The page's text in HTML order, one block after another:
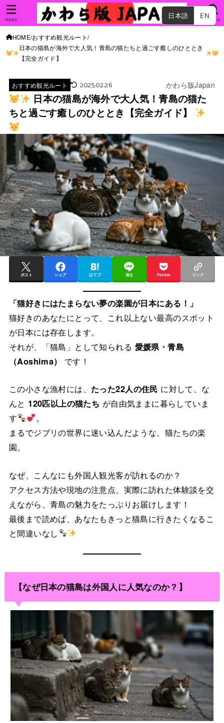
日本語 EN
SEARCH
MENU
HOME おすすめ観光ルート
日本の猫島が海外で大人気！青島の猫たちと過ごす癒しのひととき
【完全ガイド】
おすすめ観光ルート 2025.02.26 かわら版Japan
日本の猫島が海外で大人気！青島の猫た
ちと過ごす癒しのひととき【完全ガイド】
ポスト シェア はてブ 送る Pocket リンク
「猫好きにはたまらない夢の楽園が日本にある！」
猫好きのあなたにとって、これ以上ない最高のスポット
が日本には存在します。
それが、「猫島」として知られる 愛媛県・青島
（Aoshima）
です！
この小さな漁村には、 たった22人の住民 に対して、な
んと 120匹以上の猫たち が自由気ままに暮らしていま
す
。
まるでジブリの世界に迷い込んだような、猫たちの楽
園。
なぜ、こんなにも外国人観光客が訪れるのか？
アクセス方法や現地の注意点、実際に訪れた体験談を交
えながら、青島の魅力をたっぷりお届けします！
最後まで読めば、あなたもきっと猫島に行きたくなるこ
と間違いなし
【なぜ日本の猫島は外国人に人気なのか？】